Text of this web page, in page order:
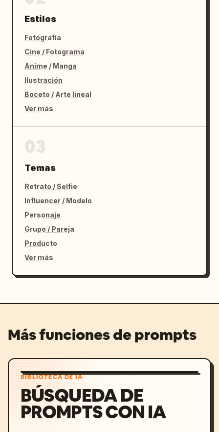
Estilos
Fotografía
Cine / Fotograma
Anime / Manga
Ilustración
Boceto / Arte lineal
Ver más
Temas
Retrato / Selfie
Influencer / Modelo
Personaje
Grupo / Pareja
Producto
Ver más
Más funciones de prompts
BIBLIOTECA DE IA
BÚSQUEDA DE
PROMPTS CON IA